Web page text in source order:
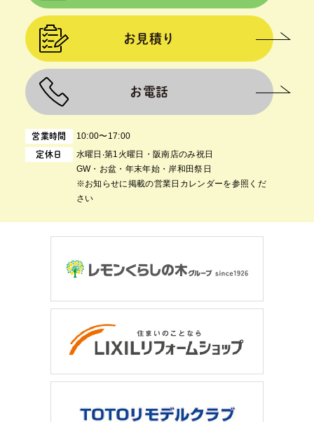
営業時間 10:00〜17:00
定休日
⽔曜⽇‧第1⽕曜⽇・阪南店のみ祝日
GW・お盆・年末年始・岸和田祭日
※お知らせに掲載の営業日カレンダーを参照くだ
さい
お見積り
お電話